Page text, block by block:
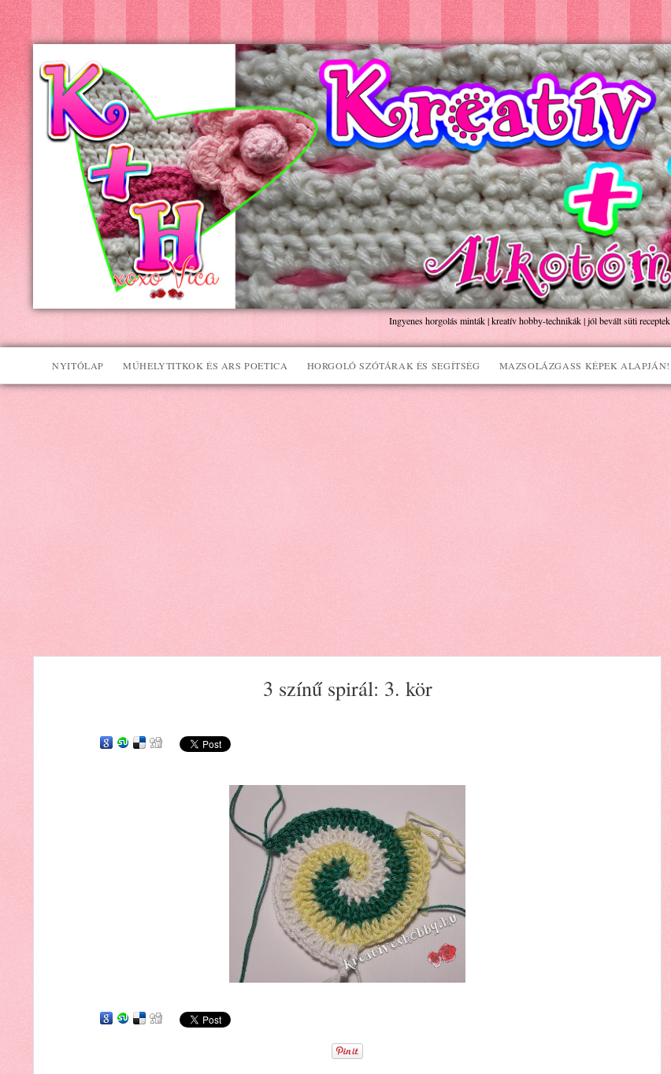
Kreatív+Hobby
Alkotóműhely
Ingyenes horgolás minták | kreatív hobby-technikák | jól bevált süti receptek
NYITÓLAP MŰHELYTITKOK ÉS ARS POETICA HORGOLÓ SZÓTÁRAK ÉS SEGÍTSÉG MAZSOLÁZGASS KÉPEK ALAPJÁN!
3 színű spirál: 3. kör